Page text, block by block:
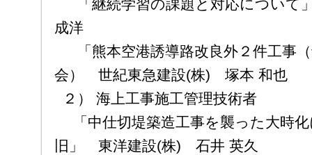
「継続学習の課題と対応につい
成洋
「熊本空港誘導路改良外２件工事
会） 世紀東急建設(株) 塚本 和也
２） 海上工事施工管理技術者
「中仕切堤築造工事を襲った大時
旧」 東洋建設(株) 石井 英久